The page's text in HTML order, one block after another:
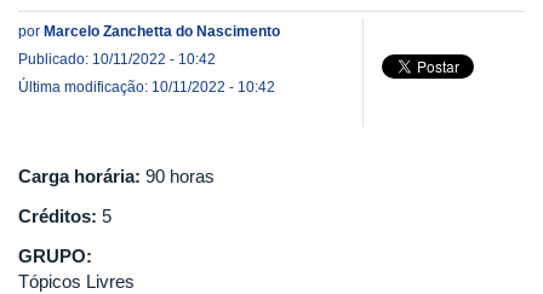
por Marcelo Zanchetta do Nascimento
Publicado: 10/11/2022 - 10:42
Última modificação: 10/11/2022 - 10:42
Carga horária: 90 horas
Créditos: 5
GRUPO:
Tópicos Livres